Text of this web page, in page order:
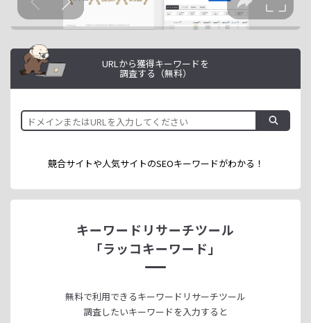
URLから獲得キーワードを
調査する（無料）
競合サイトや人気サイトのSEOキーワードがわかる！
キーワードリサーチツール
「ラッコキーワード」
無料で利用できるキーワードリサーチツール
調査したいキーワードを入力すると